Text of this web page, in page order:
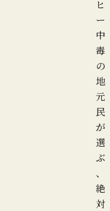
ヒ
ー
中
毒
の
地
元
民
が
選
ぶ
、
絶
対